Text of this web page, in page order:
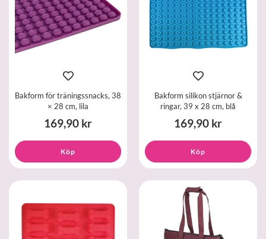
Bakform för träningssnacks, 38
× 28 cm, lila
169,90 kr
Köp
Bakform silikon stjärnor &
ringar, 39 x 28 cm, blå
169,90 kr
Köp